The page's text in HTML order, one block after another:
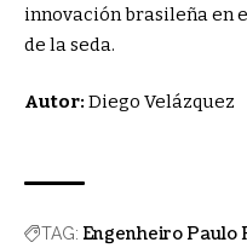
innovación brasileña en
de la seda.
Autor: Diego Velázquez
TAG: Engenheiro Paulo